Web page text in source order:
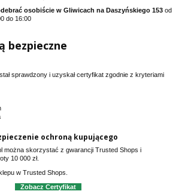
osobiście w Gliwicach na Daszyńskiego 153 od
do 16:00
bezpieczne
sprawdzony i uzyskał certyfikat zgodnie z kryteriami
ochroną kupującego
można skorzystać z gwarancji Trusted Shops i
10 000 zł.
w Trusted Shops.
Zobacz Certyfikat